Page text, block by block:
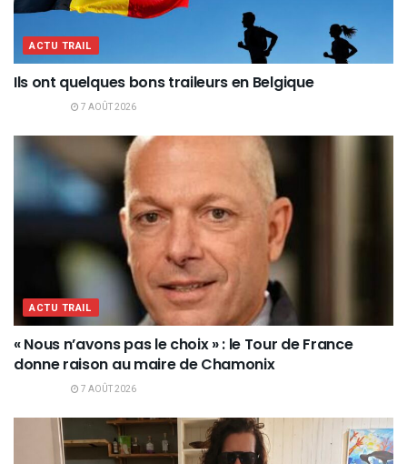
ACTU TRAIL
Ils ont quelques bons traileurs en Belgique
7 AOÛT 2026
ACTU TRAIL
« Nous n’avons pas le choix » : le Tour de France
donne raison au maire de Chamonix
7 AOÛT 2026